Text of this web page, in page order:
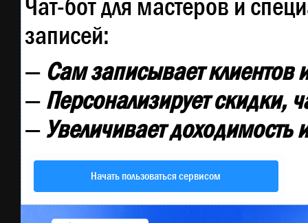
Чат-бот для мастеров и
записей:
— Сам записывает клиентов
— Персонализирует скидки,
— Увеличивает доходимость
Начать пользоваться сервисом